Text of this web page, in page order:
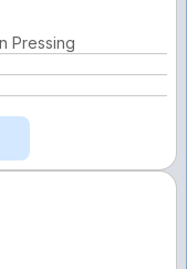
Pressing